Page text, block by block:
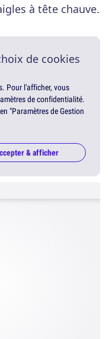
à tête chauve.
de cookies
Pour l'afficher, vous
de confidentialité.
"Paramètres de Gestion
& afficher